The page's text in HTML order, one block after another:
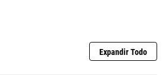
Expandir Todo